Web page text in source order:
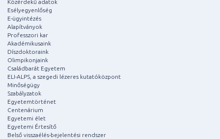
Közérdekű adatok
Esélyegyenlőség
E-ügyintézés
Alapítványok
Professzori kar
Akadémikusaink
Díszdoktoraink
Olimpikonjaink
Családbarát Egyetem
ELI-ALPS, a szegedi lézeres kutatóközpont
Minőségügy
Szabályzatok
Egyetemtörténet
Centenárium
Egyetemi élet
Egyetemi Értesítő
Belső visszaélés-bejelentési rendszer